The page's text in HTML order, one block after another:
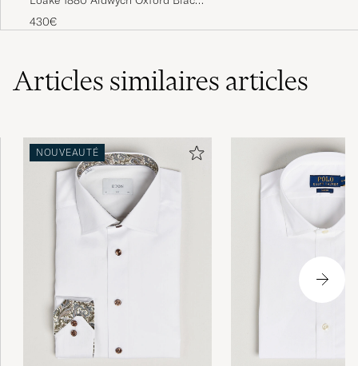
Calf
430€
Articles similaires articles
NOUVEAUTÉ